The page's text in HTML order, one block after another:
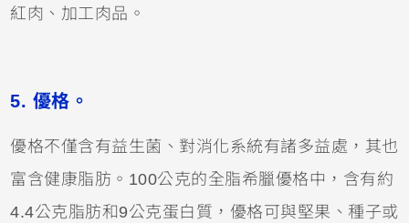
紅肉、加工肉品。
5. 優格。
優格不僅含有益生菌、對消化系統有諸多益處，其也
富含健康脂肪。100公克的全脂希臘優格中，含有約
4.4公克脂肪和9公克蛋白質，優格可與堅果、種子或